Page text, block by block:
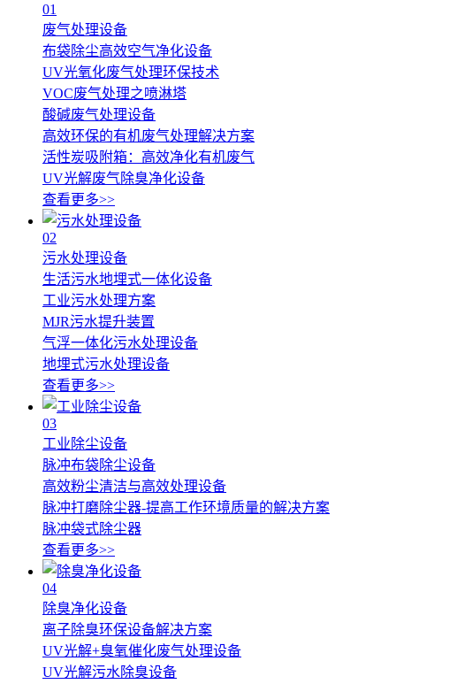
01
废气处理设备
布袋除尘高效空气净化设备
UV光氧化废气处理环保技术
VOC废气处理之喷淋塔
酸碱废气处理设备
高效环保的有机废气处理解决方案
活性炭吸附箱：高效净化有机废气
UV光解废气除臭净化设备
查看更多>>
02
污水处理设备
生活污水地埋式一体化设备
工业污水处理方案
MJR污水提升装置
气浮一体化污水处理设备
地埋式污水处理设备
查看更多>>
03
工业除尘设备
脉冲布袋除尘设备
高效粉尘清洁与高效处理设备
脉冲打磨除尘器-提高工作环境质量的解决方案
脉冲袋式除尘器
查看更多>>
04
除臭净化设备
离子除臭环保设备解决方案
UV光解+臭氧催化废气处理设备
UV光解污水除臭设备